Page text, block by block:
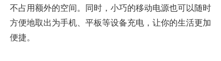
不占用额外的空间。同时，小巧的移动电源也可以随时
方便地取出为手机、平板等设备充电，让你的生活更加
便捷。